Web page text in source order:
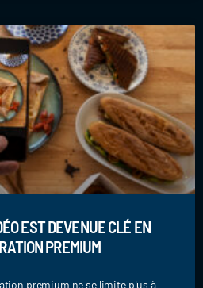
EST DEVENUE CLÉ EN
PREMIUM
premium ne se limite plus à